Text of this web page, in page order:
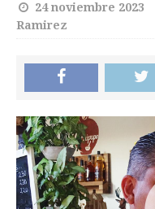
24 noviembre 2023
Ramirez